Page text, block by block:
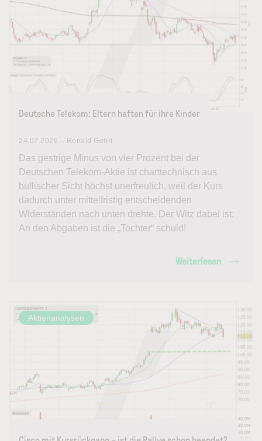
Deutsche Telekom: Eltern haften für ihre Kinder
24.07.2026 – Ronald Gehrt
Das gestrige Minus von vier Prozent bei der
Deutschen Telekom-Aktie ist charttechnisch aus
bullischer Sicht höchst unerfreulich, weil der Kurs
dadurch unter mittelfristig entscheidenden
Widerständen nach unten drehte. Der Witz dabei ist:
An den Abgaben ist die „Tochter“ schuld!
Weiterlesen
Aktienanalysen